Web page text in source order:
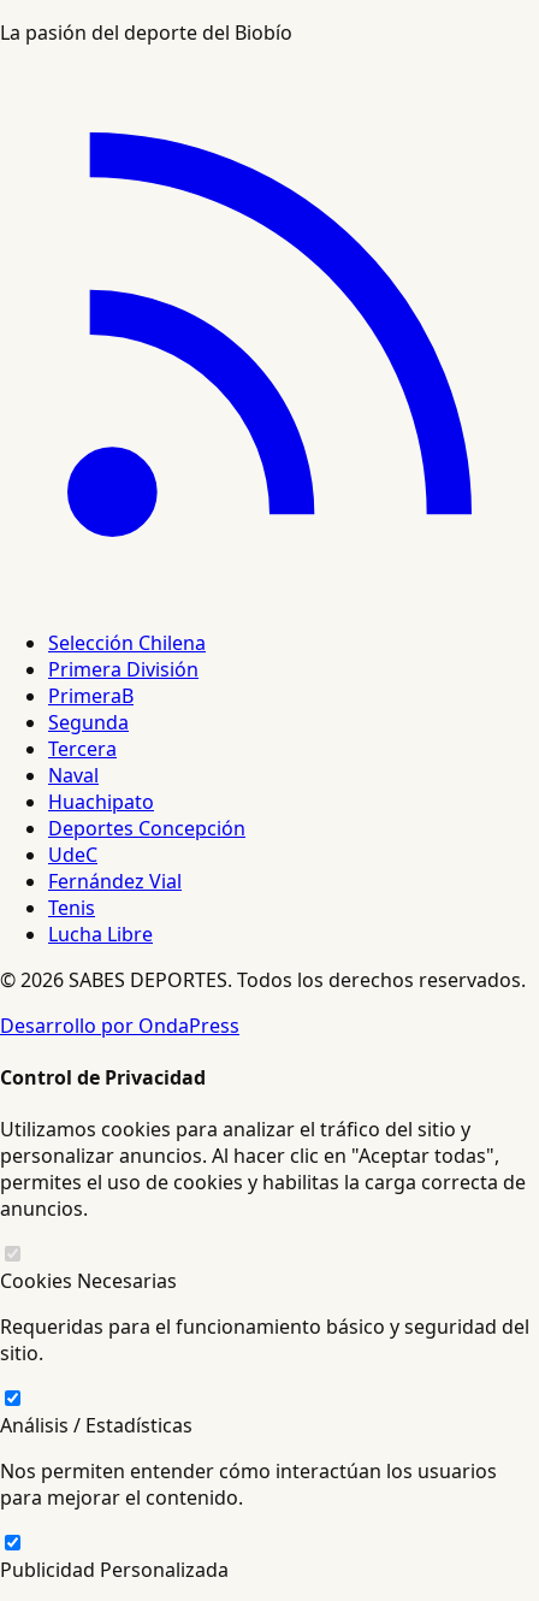
La pasión del deporte del Biobío
Selección Chilena
Primera División
PrimeraB
Segunda
Tercera
Naval
Huachipato
Deportes Concepción
UdeC
Fernández Vial
Tenis
Lucha Libre
© 2026 SABES DEPORTES. Todos los derechos reservados.
Desarrollo por OndaPress
Control de Privacidad
Utilizamos cookies para analizar el tráfico del sitio y
personalizar anuncios. Al hacer clic en "Aceptar todas",
permites el uso de cookies y habilitas la carga correcta de
anuncios.
Cookies Necesarias
Requeridas para el funcionamiento básico y seguridad del
sitio.
Análisis / Estadísticas
Nos permiten entender cómo interactúan los usuarios
para mejorar el contenido.
Publicidad Personalizada